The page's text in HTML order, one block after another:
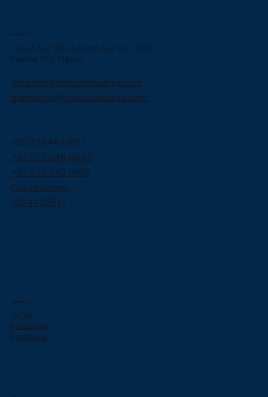
Ubicación
Calle 6 Sur 114, Reforma Sur C.P. 72160
Puebla, PUE. México
gourmet@industriasarra.com
marketing@industriasarra.com
+52 2224422817
+52 222 248 0653
+52 222 230 1485
Cotizaciones:
2224422817
Síguenos
TikTok
Instagram
Facebook